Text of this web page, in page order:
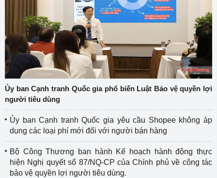
Ủy ban Cạnh tranh Quốc gia phổ biến Luật Bảo vệ quyền lợi
người tiêu dùng
Ủy ban Cạnh tranh Quốc gia yêu cầu Shopee không áp
dụng các loại phí mới đối với người bán hàng
Bộ Công Thương ban hành Kế hoạch hành động thực
hiện Nghị quyết số 87/NQ-CP của Chính phủ về công tác
bảo vệ quyền lợi người tiêu dùng.